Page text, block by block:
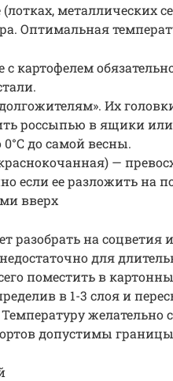
металлических
Оптимальная
картофелем
Их
россыпью в ящики или
до самой весны.
—
если ее разложить на
вверх
разобрать на соцветия
для
поместить в
в 1-3 слоя и
желательно
допустимы границы